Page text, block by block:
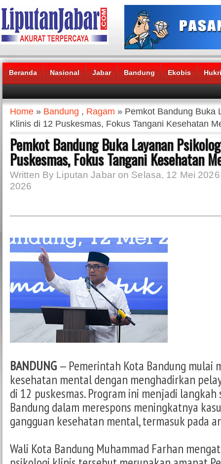
Beranda Nasional Jabar Bandung Ekobis
Headlines News :
Home » Bandung , Ragam » Pemkot Bandung Buka
Klinis di 12 Puskesmas, Fokus Tangani Kesehatan
Pemkot Bandung Buka Layanan
Puskesmas, Fokus Tangani Kesehatan
Written By Liputan Jabar on Selasa, 12 Mei
2026
BANDUNG — Pemerintah Kota Bandung mulai
kesehatan mental dengan menghadirkan
di 12 puskesmas. Program ini menjadi langkah
Bandung dalam merespons meningkatnya
gangguan kesehatan mental, termasuk pada
Wali Kota Bandung Muhammad Farhan